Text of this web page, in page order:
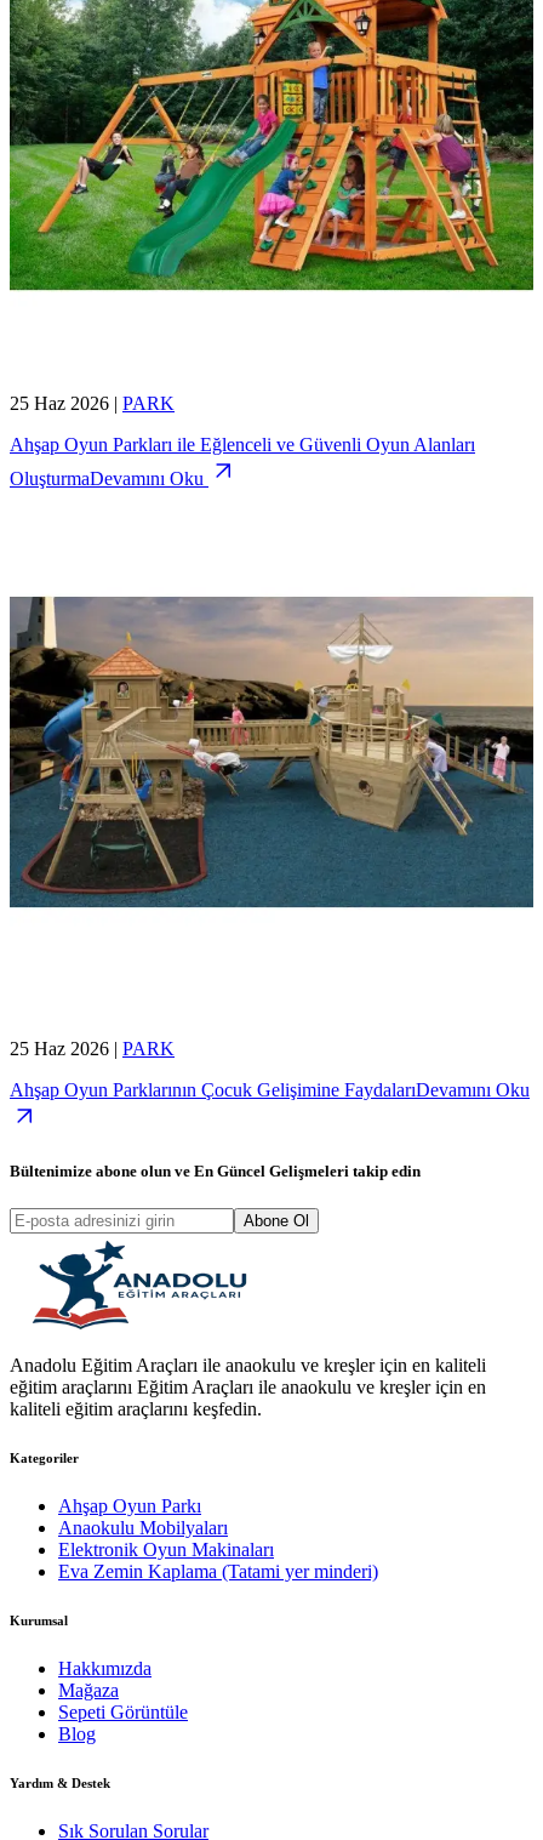
25 Haz 2026 | PARK
Ahşap Oyun Parkları ile Eğlenceli ve Güvenli Oyun Alanları
OluşturmaDevamını Oku
25 Haz 2026 | PARK
Ahşap Oyun Parklarının Çocuk Gelişimine FaydalarıDevamını Oku
Bültenimize abone olun ve En Güncel Gelişmeleri takip edin
Abone Ol
Anadolu Eğitim Araçları ile anaokulu ve kreşler için en kaliteli
eğitim araçlarını Eğitim Araçları ile anaokulu ve kreşler için en
kaliteli eğitim araçlarını keşfedin.
Kategoriler
Ahşap Oyun Parkı
Anaokulu Mobilyaları
Elektronik Oyun Makinaları
Eva Zemin Kaplama (Tatami yer minderi)
Kurumsal
Hakkımızda
Mağaza
Sepeti Görüntüle
Blog
Yardım & Destek
Sık Sorulan Sorular